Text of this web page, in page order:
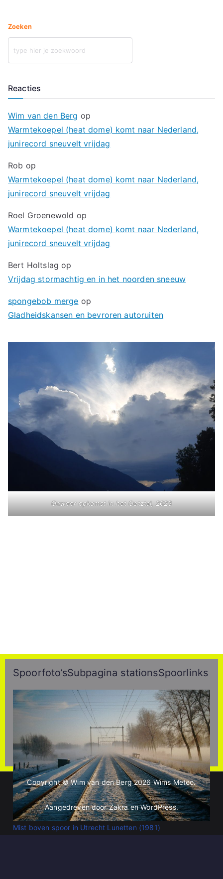
Zoeken
Reacties
Wim van den Berg op
Warmtekoepel (heat dome) komt naar Nederland,
junirecord sneuvelt vrijdag
Rob op
Warmtekoepel (heat dome) komt naar Nederland,
junirecord sneuvelt vrijdag
Roel Groenewold op
Warmtekoepel (heat dome) komt naar Nederland,
junirecord sneuvelt vrijdag
Bert Holtslag op
Vrijdag stormachtig en in het noorden sneeuw
spongebob merge op
Gladheidskansen en bevroren autoruiten
Onweer opkomst in het Oetztal, 2023
Spoorfoto’sSubpagina stationsSpoorlinks
Mist boven spoor in Utrecht Lunetten (1981)
Copyright © Wim van den Berg 2026Wims Meteo.
Aangedreven doorZakraenWordPress.